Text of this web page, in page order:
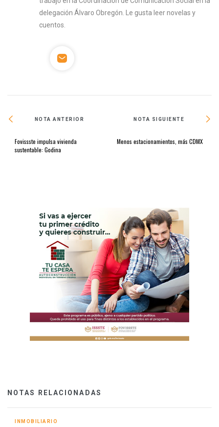
delegación Álvaro Obregón. Le gusta leer novelas y
cuentos.
NOTA ANTERIOR
Fovissste impulsa vivienda
sustentable: Godina
NOTA SIGUIENTE
Menos estacionamientos, más CDMX
NOTAS RELACIONADAS
INMOBILIARIO